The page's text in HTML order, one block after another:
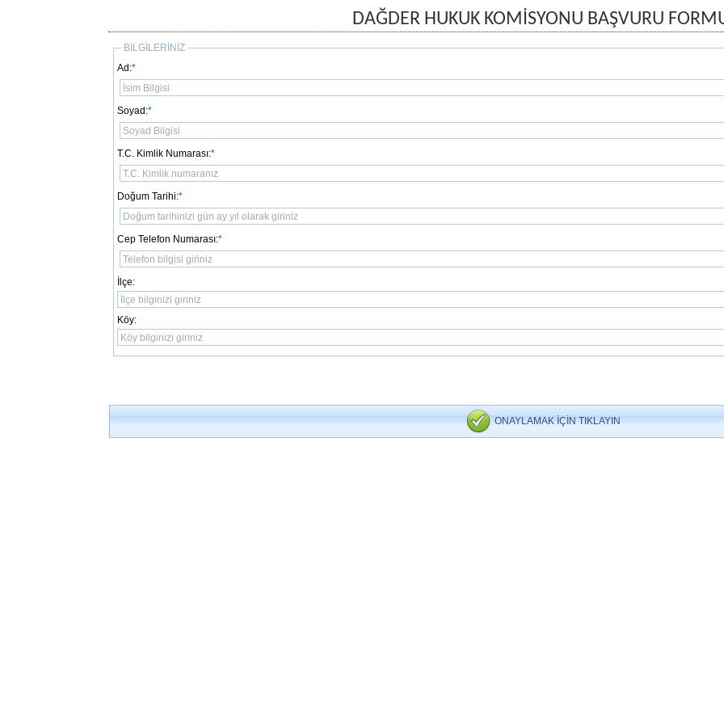
DAĞDER HUKUK KOMİSYONU BAŞVURU
BİLGİLERİNİZ
Ad:*
Soyad:*
T.C. Kimlik Numarası:*
Doğum Tarihi:*
Cep Telefon Numarası:*
İlçe:
Köy:
ONAYLAMAK İÇİN TIKLAYIN